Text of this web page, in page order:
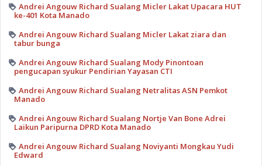
Andrei Angouw Richard Sualang Micler Lakat Upacara HUT
ke-401 Kota Manado
Andrei Angouw Richard Sualang Micler Lakat ziara dan
tabur bunga
Andrei Angouw Richard Sualang Mody Pinontoan
pengucapan syukur Pendirian Yayasan CTI
Andrei Angouw Richard Sualang Netralitas ASN Pemkot
Manado
Andrei Angouw Richard Sualang Nortje Van Bone Adrei
Laikun Paripurna DPRD Kota Manado
Andrei Angouw Richard Sualang Noviyanti Mongkau Yudi
Edward